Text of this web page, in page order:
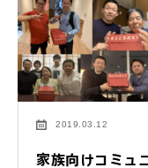
2019.03.12
家族向けコミュ